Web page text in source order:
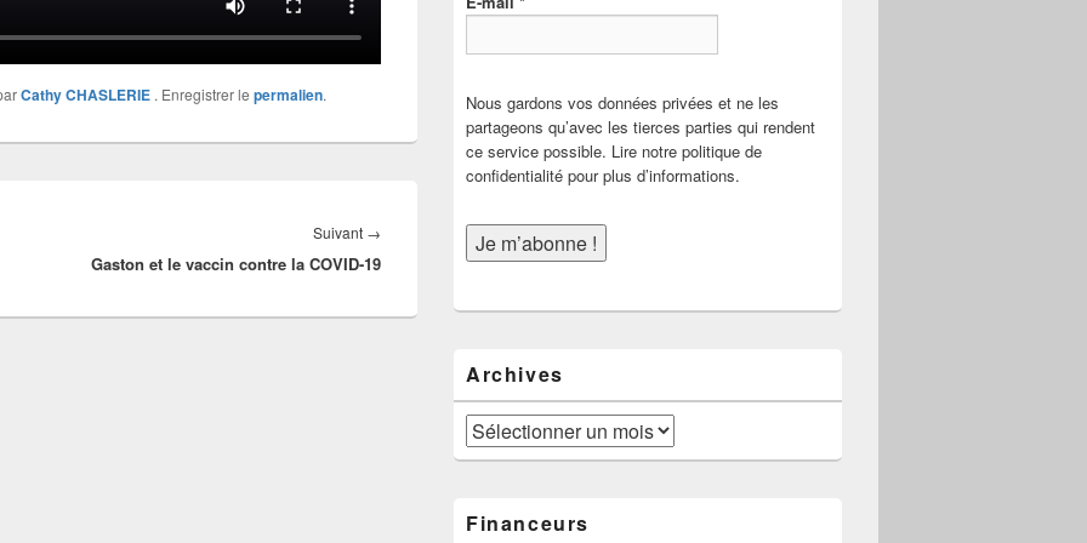
Cathy CHASLERIE . Enregistrer le permalien.
Suivant →
suivant :
Gaston et le vaccin contre la COVID-19
Nous gardons vos données privées et ne les
partageons qu’avec les tierces parties qui rendent
ce service possible. Lire notre politique de
confidentialité pour plus d’informations.
Archives
Archives
Financeurs